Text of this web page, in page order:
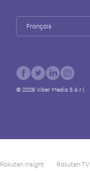
Français
© 2026 Viber Media S.à r.l.
Rakuten Insight Rakuten TV